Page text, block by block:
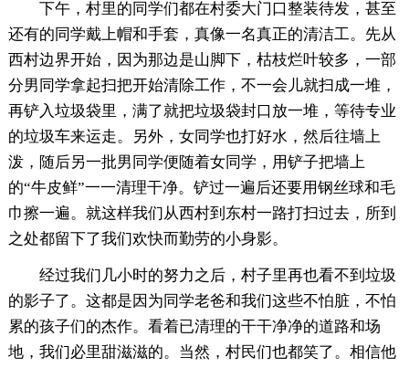
下午，村里的同学们都在村委大门口整装待发，甚至
还有的同学戴上帽和手套，真像一名真正的清洁工。先从
西村边界开始，因为那边是山脚下，枯枝烂叶较多，一部
分男同学拿起扫把开始清除工作，不一会儿就扫成一堆，
再铲入垃圾袋里，满了就把垃圾袋封口放一堆，等待专业
的垃圾车来运走。另外，女同学也打好水，然后往墙上
泼，随后另一批男同学便随着女同学，用铲子把墙上
的“牛皮鲜”一一清理干净。铲过一遍后还要用钢丝球和毛
巾擦一遍。就这样我们从西村到东村一路打扫过去，所到
之处都留下了我们欢快而勤劳的小身影。
经过我们几小时的努力之后，村子里再也看不到垃圾
的影子了。这都是因为同学老爸和我们这些不怕脏，不怕
累的孩子们的杰作。看着已清理的干干净净的道路和场
地，我们必里甜滋滋的。当然，村民们也都笑了。相信他